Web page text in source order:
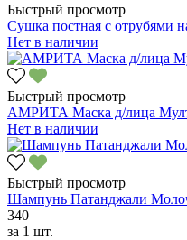
Быстрый просмотр
Сушка постная с отрубями
Нет в наличии
Быстрый просмотр
АМРИТА Маска д/лица
Нет в наличии
Быстрый просмотр
Шампунь Патанджали
340
за 1 шт.